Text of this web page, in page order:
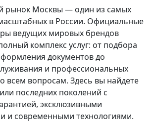
рынок Москвы — один из самых
в России. Официальные
ведущих мировых брендов
комплекс услуг: от подбора
документов до
и профессиональных
всем вопросам. Здесь вы найдете
последних поколений с
эксклюзивными
и современными технологиями.